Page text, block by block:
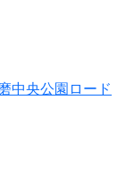
中央公園ロード